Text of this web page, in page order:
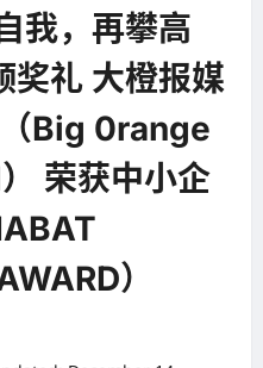
我，再攀高
奖礼 大橙报媒
Big 0range
荣获中小企
）